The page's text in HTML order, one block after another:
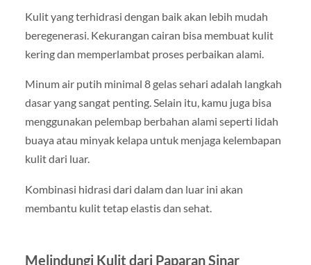
Kulit yang terhidrasi dengan baik akan lebih mudah
beregenerasi. Kekurangan cairan bisa membuat kulit
kering dan memperlambat proses perbaikan alami.
Minum air putih minimal 8 gelas sehari adalah langkah
dasar yang sangat penting. Selain itu, kamu juga bisa
menggunakan pelembap berbahan alami seperti lidah
buaya atau minyak kelapa untuk menjaga kelembapan
kulit dari luar.
Kombinasi hidrasi dari dalam dan luar ini akan
membantu kulit tetap elastis dan sehat.
Melindungi Kulit dari Paparan Sinar